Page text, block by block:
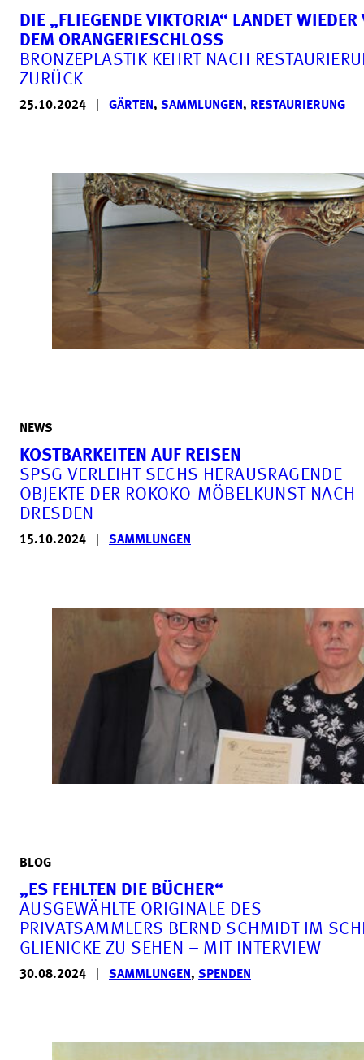
DIE „FLIEGENDE VIKTORIA“ LANDET WIEDER
DEM ORANGERIESCHLOSS
BRONZEPLASTIK KEHRT NACH
ZURÜCK
25.10.2024 GÄRTEN, SAMMLUNGEN, RESTAURIERUNG
NEWS
KOSTBARKEITEN AUF REISEN
SPSG VERLEIHT SECHS HERAUSRAGENDE
OBJEKTE DER ROKOKO-MÖBELKUNST NACH
DRESDEN
15.10.2024 SAMMLUNGEN
BLOG
„ES FEHLTEN DIE BÜCHER“
AUSGEWÄHLTE ORIGINALE DES
PRIVATSAMMLERS BERND SCHMIDT IM
GLIENICKE ZU SEHEN – MIT INTERVIEW
30.08.2024 SAMMLUNGEN, SPENDEN